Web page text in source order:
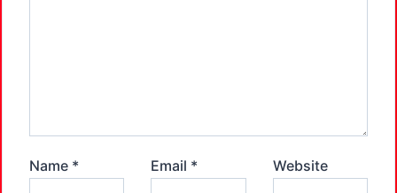
Name * Email * Website